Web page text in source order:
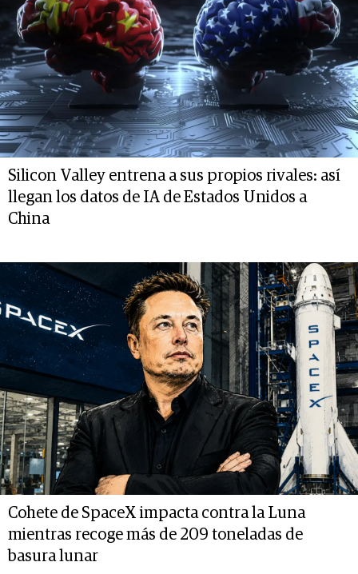
Silicon Valley entrena a sus propios rivales: así
llegan los datos de IA de Estados Unidos a
China
Cohete de SpaceX impacta contra la Luna
mientras recoge más de 209 toneladas de
basura lunar